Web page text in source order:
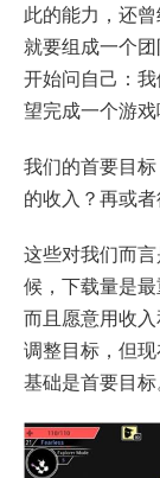
此的能力，还
就要组成一个
开始问自己：
望完成一个游戏
我们的首要目
的收入？再或
这些对我们而
候，下载量是
而且愿意用收
调整目标，但
基础是首要目标